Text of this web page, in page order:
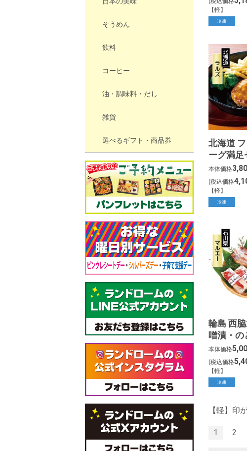
そうめん
飲料
コーヒー
油・調味料・だし
雑貨
選べるギフト・商品券
【軽】
冷凍
北海道
ーグ満
本体価格
(税込価格
【軽】
冷凍
輪島 西
噌漬・
(3種6枚)
本体価格
(税込価格
【軽】
冷凍
【軽】印
1 2